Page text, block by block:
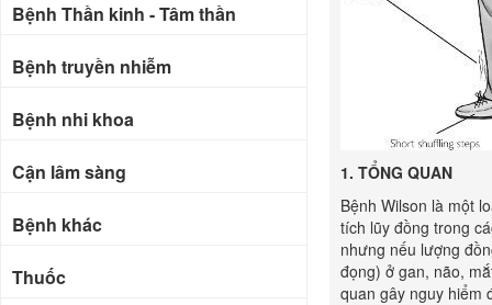
1. TỔNG QUAN
Bệnh Wilson là một
tích lũy đồng trong
nhưng nếu lượng
đọng) ở gan, não,
quan gây nguy hiểm
Bệnh Thần kinh - Tâm thần
Bệnh truyền nhiễm
Bệnh nhi khoa
Cận lâm sàng
Bệnh khác
Thuốc